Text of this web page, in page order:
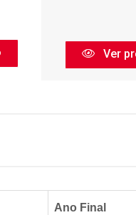
Ver
Ano Final